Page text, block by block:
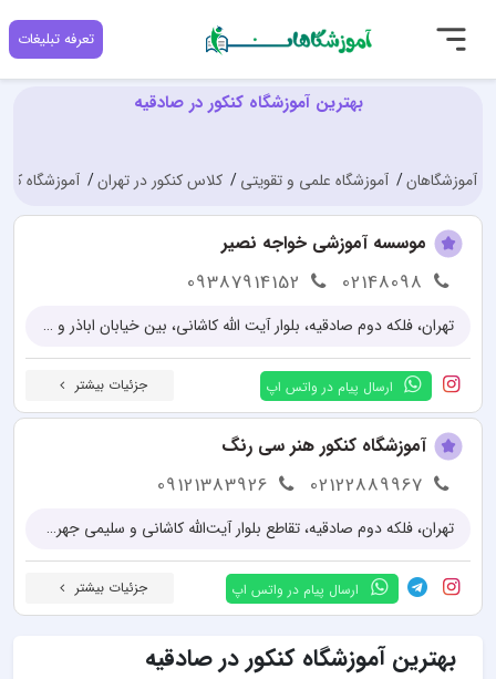
تعرفه تبلیغات
بهترین آموزشگاه کنکور در صادقیه
آموزشگاهان آموزشگاه علمی و تقویتی کلاس کنکور در تهران آموزشگاه
موسسه آموزشی خواجه نصیر
02148098
09387914152
تهران، فلکه دوم صادقیه، بلوار آیت الله کاشانی، بین خیابان اباذر و خیابان مهران، پلاک 69، طبقه 3، واحد 12
ارسال پیام در واتس اپ جزئیات بیشتر
آموزشگاه کنکور هنر سی رنگ
02122889967
09121383926
تهران، فلکه دوم صادقیه، تقاطع بلوار آیت‌الله کاشانی و سلیمی جهرمی، مجتمع آموزشی جواد موفقیان، ساختمان اداری، طبقه اول
ارسال پیام در واتس اپ جزئیات بیشتر
بهترین آموزشگاه کنکور در صادقیه